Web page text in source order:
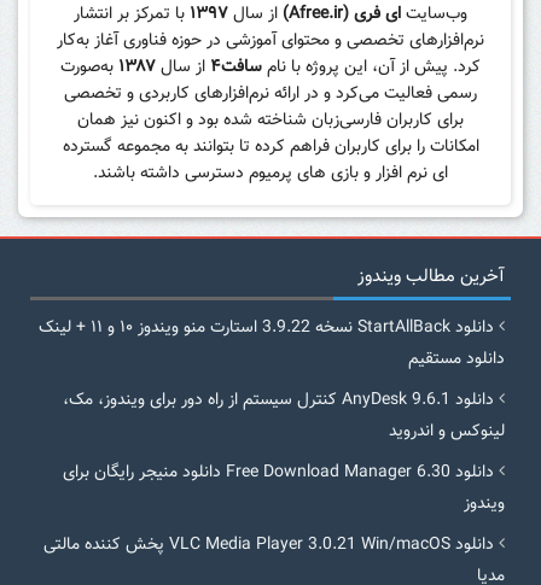
وب‌سایتای فری (Afree.ir) از سال۱۳۹۷ با تمرکز بر انتشار
نرم‌افزارهای تخصصی و محتوای آموزشی در حوزه فناوری آغاز به‌کار
کرد. پیش از آن، این پروژه با نامسافت۴ از سال۱۳۸۷ به‌صورت
رسمی فعالیت می‌کرد و در ارائه نرم‌افزارهای کاربردی و تخصصی
برای کاربران فارسی‌زبان شناخته شده بود و اکنون نیز همان
امکانات را برای کاربران فراهم کرده تا بتوانند به مجموعه گسترده
ای نرم افزار و بازی های پرمیوم دسترسی داشته باشند.
آخرین مطالب ویندوز
دانلود StartAllBack نسخه 3.9.22 استارت منو ویندوز ۱۰ و ۱۱ + لینک
دانلود مستقیم
دانلود AnyDesk 9.6.1 کنترل سیستم از راه دور برای ویندوز، مک،
لینوکس و اندروید
دانلود Free Download Manager 6.30 دانلود منیجر رایگان برای
ویندوز
دانلود VLC Media Player 3.0.21 Win/macOS پخش کننده مالتی
مدیا